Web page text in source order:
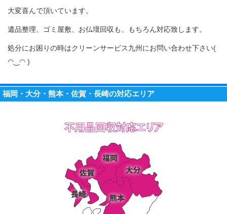
大変喜んで頂いています。
遺品整理、ゴミ屋敷、お仏壇回収も、もちろん対応致します。
処分にお困りの時はクリーンサービス九州にお問い合わせ下さい(
◠‿◠ )
福岡・大分・熊本・佐賀・長崎の対応エリア